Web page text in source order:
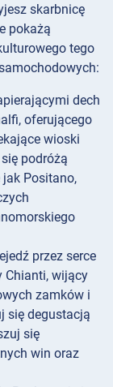
skarbnicę
pokażą
tego
dech
oferującego
wioski
podróżą
Positano,
przez serce
Chianti, wijący
zamków i
się degustacją
się
win oraz